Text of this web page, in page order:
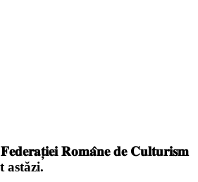
𝐑𝐨𝐦𝐚̂𝐧𝐞 𝐝𝐞 𝐂𝐮𝐥𝐭𝐮𝐫𝐢𝐬𝐦
astăzi.